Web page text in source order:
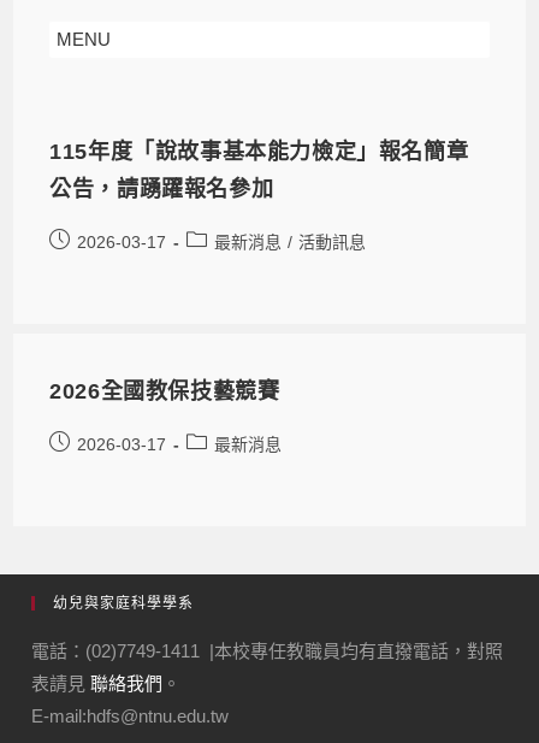
MENU
115年度「說故事基本能力檢定」報名簡章
公告，請踴躍報名參加
2026-03-17 最新消息 / 活動訊息
2026全國教保技藝競賽
2026-03-17 最新消息
幼兒與家庭科學學系
電話：(02)7749-1411 |本校專任教職員均有直撥電話，對照
表請見聯絡我們 。
E-mail:hdfs@ntnu.edu.tw